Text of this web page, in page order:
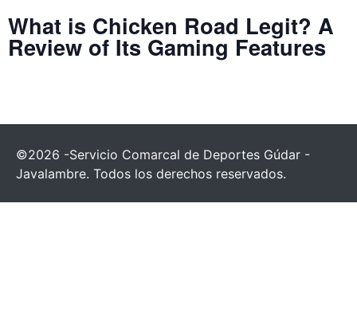
What is Chicken Road Legit? A
Review of Its Gaming Features
©2026 -Servicio Comarcal de Deportes Gúdar -
Javalambre. Todos los derechos reservados.